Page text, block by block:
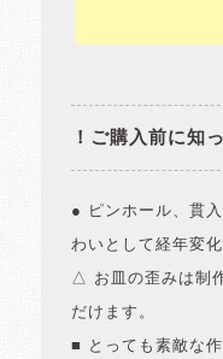
！ご購入前に知
● ピンホール、貫
わいとして経年変
△ お皿の歪みは制
だけます。
■ とっても素敵な